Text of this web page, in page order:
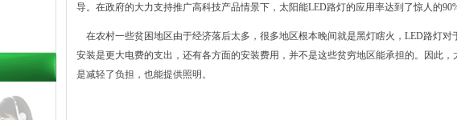
导。在政府的大力支持推广高科技产品情景下，太阳能LED路灯的应用率达到了惊人的90%
在农村一些贫困地区由于经济落后太多，很多地区根本晚间就是黑灯瞎火， LED路灯对
安装是更大电费的支出，还有各方面的安装费用，并不是这些贫穷地区能承担的。因此，
是减轻了负担，也能提供照明。